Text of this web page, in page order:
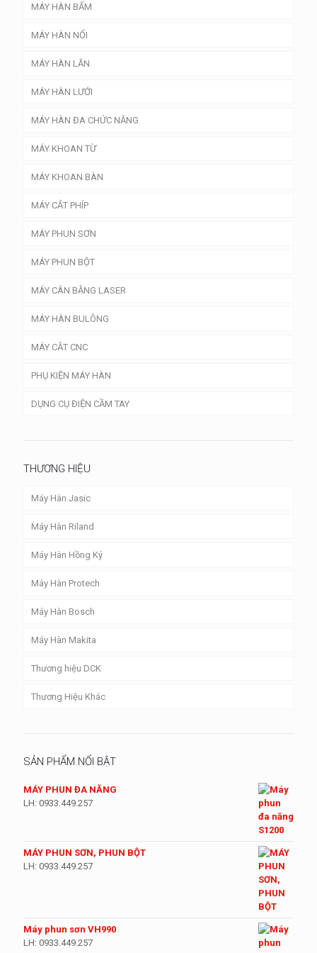
MÁY HÀN BẤM
MÁY HÀN NỐI
MÁY HÀN LĂN
MÁY HÀN LƯỚI
MÁY HÀN ĐA CHỨC NĂNG
MÁY KHOAN TỪ
MÁY KHOAN BÀN
MÁY CẮT PHÍP
MÁY PHUN SƠN
MÁY PHUN BỘT
MÁY CÂN BẰNG LASER
MÁY HÀN BULÔNG
MÁY CẮT CNC
PHỤ KIỆN MÁY HÀN
DỤNG CỤ ĐIỆN CẦM TAY
THƯƠNG HIỆU
Máy Hàn Jasic
Máy Hàn Riland
Máy Hàn Hồng Ký
Máy Hàn Protech
Máy Hàn Bosch
Máy Hàn Makita
Thương hiệu DCK
Thương Hiệu Khác
SẢN PHẨM NỔI BẬT
MÁY PHUN ĐA NĂNG
LH: 0933.449.257
MÁY PHUN SƠN, PHUN BỘT
LH: 0933.449.257
Máy phun sơn VH990
LH: 0933.449.257